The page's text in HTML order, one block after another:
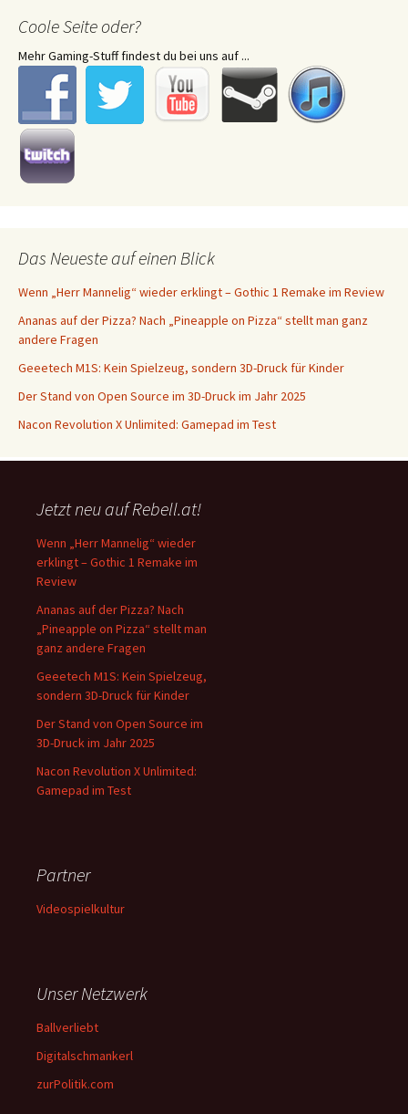
Coole Seite oder?
Mehr Gaming-Stuff findest du bei uns auf ...
Das Neueste auf einen Blick
Wenn „Herr Mannelig“ wieder erklingt – Gothic 1 Remake im Review
Ananas auf der Pizza? Nach „Pineapple on Pizza“ stellt man ganz
andere Fragen
Geeetech M1S: Kein Spielzeug, sondern 3D-Druck für Kinder
Der Stand von Open Source im 3D-Druck im Jahr 2025
Nacon Revolution X Unlimited: Gamepad im Test
Jetzt neu auf Rebell.at!
Wenn „Herr Mannelig“ wieder
erklingt – Gothic 1 Remake im
Review
Ananas auf der Pizza? Nach
„Pineapple on Pizza“ stellt man
ganz andere Fragen
Geeetech M1S: Kein Spielzeug,
sondern 3D-Druck für Kinder
Der Stand von Open Source im
3D-Druck im Jahr 2025
Nacon Revolution X Unlimited:
Gamepad im Test
Partner
Videospielkultur
Unser Netzwerk
Ballverliebt
Digitalschmankerl
zurPolitik.com